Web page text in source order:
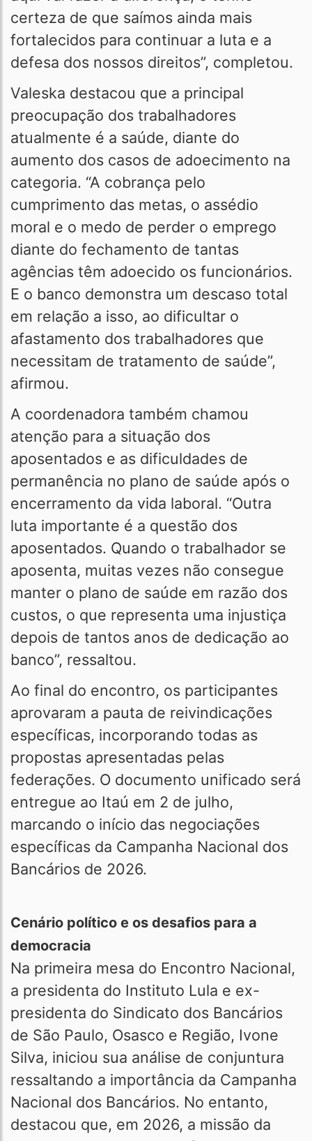
certeza de que saímos ainda mais
fortalecidos para continuar a luta e a
defesa dos nossos direitos”, completou.
Valeska destacou que a principal
preocupação dos trabalhadores
atualmente é a saúde, diante do
aumento dos casos de adoecimento na
categoria. “A cobrança pelo
cumprimento das metas, o assédio
moral e o medo de perder o emprego
diante do fechamento de tantas
agências têm adoecido os funcionários.
E o banco demonstra um descaso total
em relação a isso, ao dificultar o
afastamento dos trabalhadores que
necessitam de tratamento de saúde”,
afirmou.
A coordenadora também chamou
atenção para a situação dos
aposentados e as dificuldades de
permanência no plano de saúde após o
encerramento da vida laboral. “Outra
luta importante é a questão dos
aposentados. Quando o trabalhador se
aposenta, muitas vezes não consegue
manter o plano de saúde em razão dos
custos, o que representa uma injustiça
depois de tantos anos de dedicação ao
banco”, ressaltou.
Ao final do encontro, os participantes
aprovaram a pauta de reivindicações
específicas, incorporando todas as
propostas apresentadas pelas
federações. O documento unificado será
entregue ao Itaú em 2 de julho,
marcando o início das negociações
específicas da Campanha Nacional dos
Bancários de 2026.
Cenário político e os desafios para a
democracia
Na primeira mesa do Encontro Nacional,
a presidenta do Instituto Lula e ex-
presidenta do Sindicato dos Bancários
de São Paulo, Osasco e Região, Ivone
Silva, iniciou sua análise de conjuntura
ressaltando a importância da Campanha
Nacional dos Bancários. No entanto,
destacou que, em 2026, a missão da